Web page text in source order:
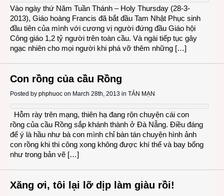
Vào ngày thứ Năm Tuần Thánh – Holy Thursday (28-3-
2013), Giáo hoàng Francis đã bắt đầu Tam Nhật Phục sinh
đầu tiên của mình với cương vị người đứng đầu Giáo hội
Công giáo 1,2 tỷ người trên toàn cầu. Và ngài tiếp tục gây
ngạc nhiên cho mọi người khi phá vỡ thêm những […]
Con rồng của cầu Rồng
Posted by phphuoc on March 28th, 2013 in TẢN MẠN
Hỗm rày trên mạng, thiên hạ đang rộn chuyện cái con
rồng của cầu Rồng sắp khánh thành ở Đà Nẵng. Điều đáng
để ý là hầu như bà con mình chỉ bàn tán chuyện hình ảnh
con rồng khi thi công xong không được khí thế và bay bổng
như trong bản vẽ […]
Xăng ơi, tôi lại lỡ dịp làm giàu rồi!